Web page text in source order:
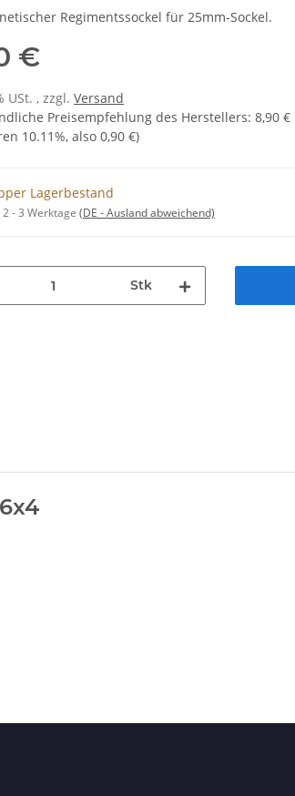
Regimentssockel für 25mm-Sockel.
€
USt. , zzgl. Versand
Preisempfehlung des Herstellers: 8,90 €
10.11%, also 0,90 €)
Lagerbestand
2 - 3 Werktage (DE - Ausland abweichend)
Stk